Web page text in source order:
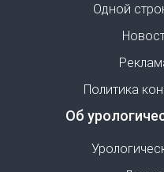
Одной
Политика
Об